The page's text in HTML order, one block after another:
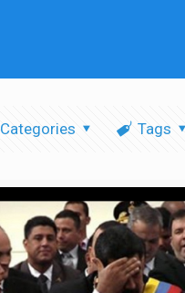
Categories Tags